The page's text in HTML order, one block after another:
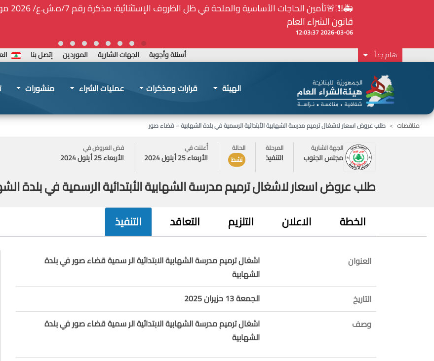
⚠️... ويكون النشر إلزامياً على المنصة الإلكترونيّة المركزيّة لدى هيئة الشراء العام... الخ. (المادة 109 : الشفافية)
2026-02-24 13:48:11
هام جداً أسئلة وأجوبة الجهات الشارية الموردين إتصل بنا
الهيئة قرارات ومذكرات عمليات الشراء منشورات
مناقصات
طلب عروض اسعار لاشغال ترميم مدرسة الشهابية الأبتدائية الرسمية في بلدة الشهابية – قضاء صور
الجهة الشارية
مجلس الجنوب
المرحلة
التنفيذ
الحالة
نشط
أُعلنت في
الأربعاء 25 أيلول 2024
فض العروض في
الأربعاء 25 أيلول 2024
طلب عروض اسعار لاشغال ترميم مدرسة الشهابية الأبتدائية الرسمية في بلدة
الخطة الاعلان التلزيم التعاقد التنفيذ
العنوان
اشغال ترميم مدرسة الشهابية الابتدائية الر سمية قضاء صور في بلدة
الشهابية
التاريخ
الجمعة 13 حزيران 2025
وصف
اشغال ترميم مدرسة الشهابية الابتدائية الر سمية قضاء صور في بلدة
الشهابية